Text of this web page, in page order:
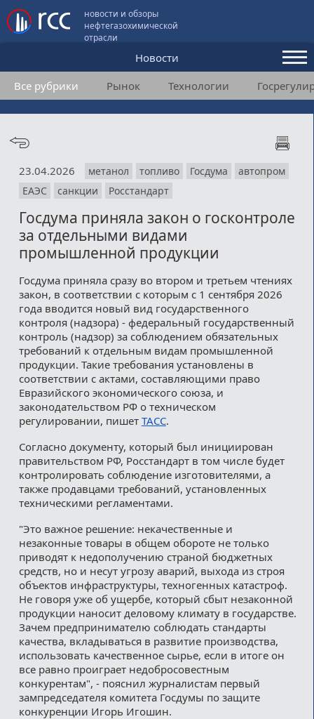
новости и обзоры
нефтегазохимической
отрасли
Новости
Аналитика и мнения
Конференции
Подписка
Пользовательское соглашение
Медиакит
Контакты
Все рубрики Рынок Технологии
23.04.2026 метанол топливо Госдума
автопром
ЕАЭС
санкции Росстандарт
Госдума приняла закон о госконтроле
за отдельными видами
промышленной продукции
Госдума приняла сразу во втором и третьем чтениях
закон, в соответствии с которым с 1 сентября 2026
года вводится новый вид государственного
контроля (надзора) - федеральный государственный
контроль (надзор) за соблюдением обязательных
требований к отдельным видам промышленной
продукции. Такие требования установлены в
соответствии с актами, составляющими право
Евразийского экономического союза, и
законодательством РФ о техническом
регулировании, пишет ТАСС.
Согласно документу, который был инициирован
правительством РФ, Росстандарт в том числе будет
контролировать соблюдение изготовителями, а
также продавцами требований, установленных
техническими регламентами.
"Это важное решение: некачественные и
незаконные товары в общем обороте не только
приводят к недополучению страной бюджетных
средств, но и несут угрозу аварий, выхода из строя
объектов инфраструктуры, техногенных катастроф.
Не говоря уже об ущербе, который сбыт незаконной
продукции наносит деловому климату в государстве.
Зачем предпринимателю соблюдать стандарты
качества, вкладываться в развитие производства,
использовать качественное сырье, если в итоге он
все равно проиграет недобросовестным
конкурентам", - пояснил журналистам первый
зампредседателя комитета Госдумы по защите
конкуренции Игорь Игошин.